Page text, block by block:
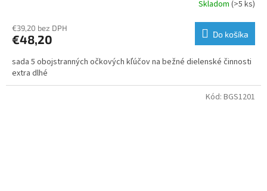
Skladom (>5 ks)
€39,20 bez DPH
€48,20 Do košíka
sada 5 obojstranných očkových kľúčov na bežné dielenské činnosti
extra dlhé
Kód: BGS1201